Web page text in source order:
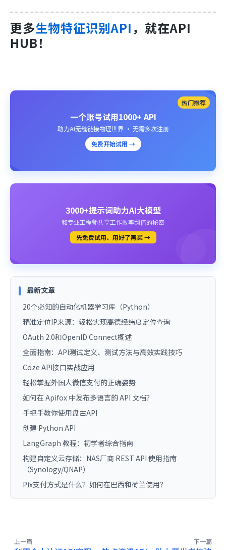
更多生物特征识别API ，就在API
HUB！
热门推荐
一个账号试用1000+ API
助力AI无缝链接物理世界 · 无需多次注册
免费开始试用 →
3000+提示词助力AI大模型
和专业工程师共享工作效率翻倍的秘密
先免费试用、用好了再买 →
最新文章
20个必知的自动化机器学习库（Python）
精准定位IP来源：轻松实现高德经纬度定位查询
OAuth 2.0和OpenID Connect概述
全面指南：API测试定义、测试方法与高效实践技巧
Coze API接口实战应用
轻松掌握外国人微信支付的正确姿势
如何在 Apifox 中发布多语言的 API 文档？
手把手教你使用盘古API
创建 Python API
LangGraph 教程：初学者综合指南
构建自定义云存储：NAS厂商 REST API 使用指南
（Synology/QNAP）
Pix支付方式是什么？如何在巴西和荷兰使用？
上一篇 下一篇